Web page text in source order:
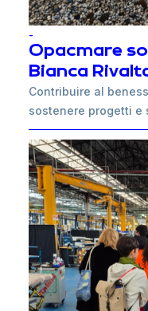
-
Opacmare
Bianca
Contribuire al
sostenere progetti e
concretamente la
spirito che
Croce Bianca
nuovo veicolo
disabilità.
Il mezzo attrezzato
carrozzine
di rafforzare il
garantendo
spostamento a chi